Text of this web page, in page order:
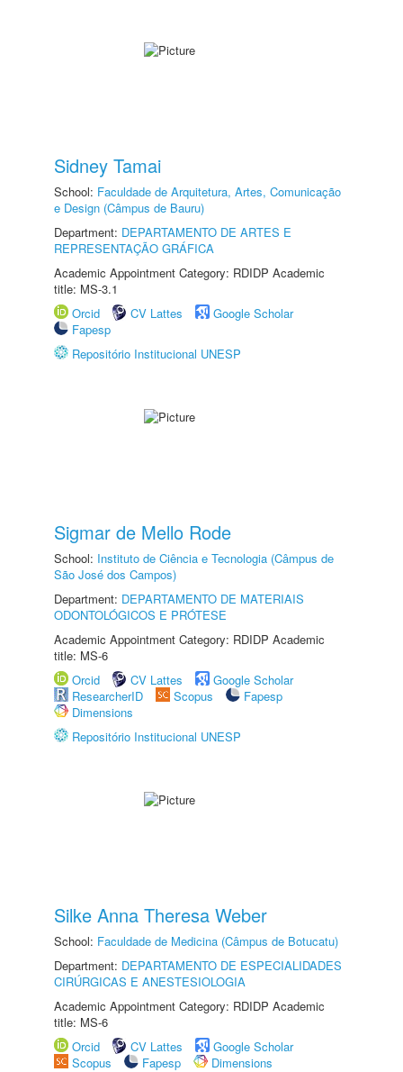
Sidney Tamai
School: Faculdade de Arquitetura, Artes, Comunicação
e Design (Câmpus de Bauru)
Department: DEPARTAMENTO DE ARTES E
REPRESENTAÇÃO GRÁFICA
Academic Appointment Category: RDIDP Academic
title: MS-3.1
Orcid
CV Lattes
Google Scholar
Fapesp
Repositório Institucional UNESP
Sigmar de Mello Rode
School: Instituto de Ciência e Tecnologia (Câmpus de
São José dos Campos)
Department: DEPARTAMENTO DE MATERIAIS
ODONTOLÓGICOS E PRÓTESE
Academic Appointment Category: RDIDP Academic
title: MS-6
Orcid
CV Lattes
Google Scholar
ResearcherID
Scopus
Fapesp
Dimensions
Repositório Institucional UNESP
Silke Anna Theresa Weber
School: Faculdade de Medicina (Câmpus de Botucatu)
Department: DEPARTAMENTO DE ESPECIALIDADES
CIRÚRGICAS E ANESTESIOLOGIA
Academic Appointment Category: RDIDP Academic
title: MS-6
Orcid
CV Lattes
Google Scholar
Scopus
Fapesp Dimensions